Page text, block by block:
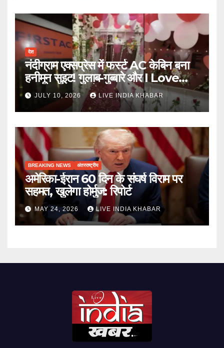
देश
नंदीग्राम एक्सप्रेस में फर्स्ट AC केबिन बना
हनीमून सुइट! गुलाब-गुब्बारे और I Love
You, TTE सस्पेंड
JULY 10, 2026 LIVE INDIA KHABAR
BREAKING NEWS अंतरराष्ट्रीय
अमेरिका-ईरान 60 दिन के संघर्ष विराम पर
सहमत, खुलेगा होर्मुज: रिपोर्ट
MAY 24, 2026 LIVE INDIA KHABAR